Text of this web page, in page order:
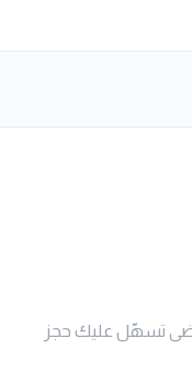
تسهّل عليك حجز